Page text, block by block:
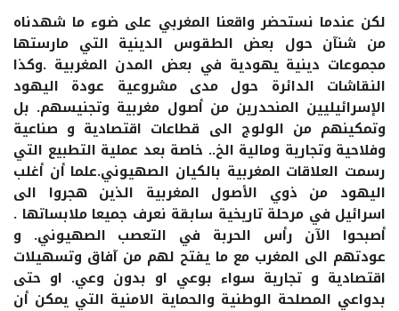
لكن عندما نستحضر واقعنا المغربي على ضوء ما شهدناه
من شنآن حول بعض الطقوس الدينية التي مارستها
مجموعات دينية يهودية في بعض المدن المغربية .وكذا
النقاشات الدائرة حول مدى مشروعية عودة اليهود
الإسرائيليين المنحدرين من أصول مغربية وتجنيسهم. بل
وتمكينهم من الولوج الى قطاعات اقتصادية و صناعية
وفلاحية وتجارية ومالية الخ.. خاصة بعد عملية التطبيع التي
رسمت العلاقات المغربية بالكيان الصهيوني.علما أن أغلب
اليهود من ذوي الأصول المغربية الذين هجروا الى
اسرائيل في مرحلة تاريخية سابقة نعرف جميعا ملابساتها .
أصبحوا الآن رأس الحربة في التعصب الصهيوني. و
عودتهم الى المغرب مع ما يفتح لهم من آفاق وتسهيلات
اقتصادية و تجارية سواء بوعي او بدون وعي. او حتى
بدواعي المصلحة الوطنية والحماية الامنية التي يمكن أن